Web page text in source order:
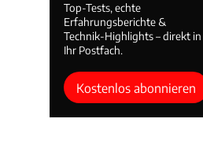
Top-Tests, echte
Erfahrungsberichte &
Technik-Highlights – direkt in
Ihr Postfach.
Kostenlos abonnieren